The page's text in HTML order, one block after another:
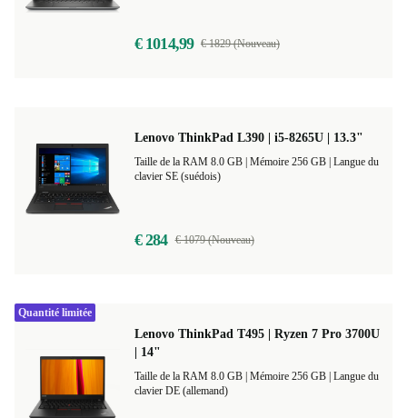
€ 1014,99 € 1829 (Nouveau)
Lenovo ThinkPad L390 | i5-8265U | 13.3"
Langue du
clavier SE (suédois)
€ 284 € 1079 (Nouveau)
Lenovo ThinkPad T495 | Ryzen 7 Pro 3700U
| 14"
Langue du
clavier DE (allemand)
Quantité limitée